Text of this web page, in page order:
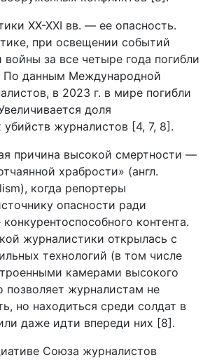
XX-XXI вв. — ее опасность.
при освещении событий
за все четыре года погибли
По данным Международной
в 2023 г. в мире погибли
доля
журналистов [4, 7, 8].
причина высокой смертности —
храбрости» (англ.
когда репортеры
опасности ради
контента.
журналистики открылась с
технологий (в том числе
камерами высокого
позволяет журналистам не
но находиться среди солдат в
даже идти впереди них [8].
Союза журналистов